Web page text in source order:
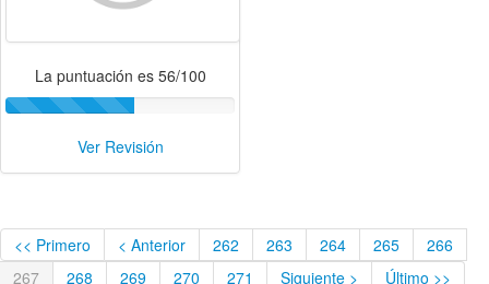
La puntuación es 56/100
Ver Revisión
<< Primero < Anterior 262 263 264 265
266
267
268 269 270 271 Siguiente > Último >>